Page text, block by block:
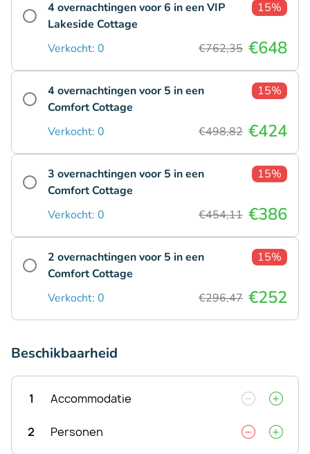
4 overnachtingen voor 6 in een VIP
Lakeside Cottage
15%
Verkocht: 0 €762,35 €648
4 overnachtingen voor 5 in een
Comfort Cottage
15%
Verkocht: 0 €498,82 €424
3 overnachtingen voor 5 in een
Comfort Cottage
15%
Verkocht: 0 €454,11 €386
2 overnachtingen voor 5 in een
Comfort Cottage
15%
Verkocht: 0 €296,47 €252
Beschikbaarheid
1 Accommodatie
2 Personen